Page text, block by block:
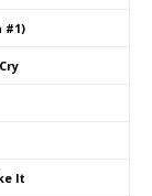
#1)
It